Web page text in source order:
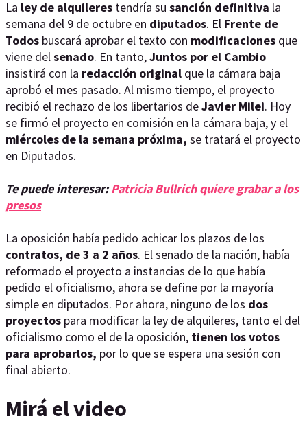
La ley de alquileres tendría su sanción definitiva la
semana del 9 de octubre en diputados. El Frente de
Todos buscará aprobar el texto con modificaciones que
viene delsenado. En tanto,Juntos por el Cambio
insistirá con la redacción original que la cámara baja
aprobó el mes pasado. Al mismo tiempo, el proyecto
recibió el rechazo de los libertarios deJavier Milei. Hoy
se firmó el proyecto en comisión en la cámara baja, y el
miércoles de la semana próxima, se tratará el proyecto
en Diputados.
Te puede interesar:Patricia Bullrich quiere grabar a los
presos
La oposición había pedido achicar los plazos de los
contratos, de 3 a 2 años. El senado de la nación, había
reformado el proyecto a instancias de lo que había
pedido el oficialismo, ahora se define por la mayoría
simple en diputados. Por ahora, ninguno de los dos
proyectos para modificar la ley de alquileres, tanto el del
oficialismo como el de la oposición, tienen los votos
para aprobarlos, por lo que se espera una sesión con
final abierto.
Mirá el video